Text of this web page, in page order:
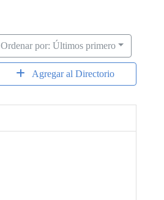
Ordenar por: Últimos primero
Agregar al Directorio